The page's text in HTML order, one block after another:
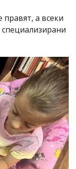
правят, а всеки